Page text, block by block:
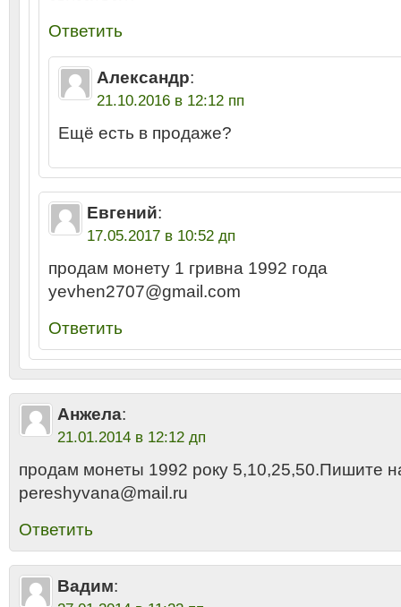
Ответить
Александр:
21.10.2016 в 12:12 пп
Ещё есть в продаже?
Евгений:
17.05.2017 в 10:52 дп
продам монету 1 гривна 1992 года
yevhen2707@gmail.com
Ответить
Анжела:
21.01.2014 в 12:12 дп
продам монеты 1992 року 5,10,25,50.Пишите
pereshyvana@mail.ru
Ответить
Вадим: